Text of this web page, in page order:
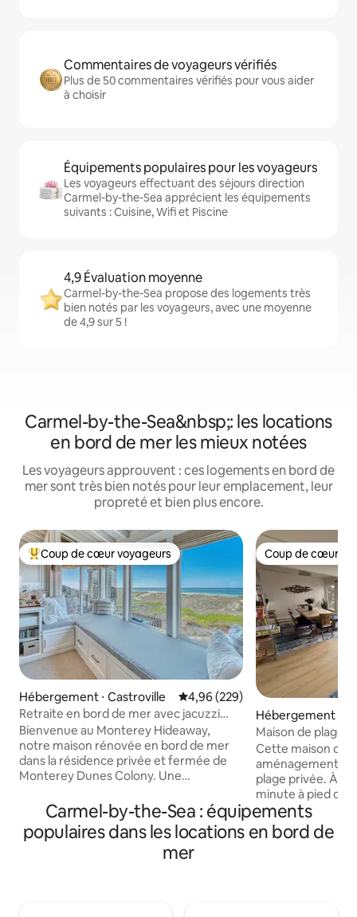
Commentaires de voyageurs vérifiés
Plus de 50 commentaires vérifiés pour vous aider
à choisir
Équipements populaires pour les voyageurs
Les voyageurs effectuant des séjours direction
Carmel-by-the-Sea apprécient les équipements
suivants : Cuisine, Wifi et Piscine
4,9 Évaluation moyenne
Carmel-by-the-Sea propose des logements très
bien notés par les voyageurs, avec une moyenne
de 4,9 sur 5 !
Carmel-by-the-Sea&nbsp;: les locations
en bord de mer les mieux notées
Les voyageurs approuvent : ces logements en bord de
mer sont très bien notés pour leur emplacement, leur
propreté et bien plus encore.
Coups de cœur voyageurs les plus appréciés
Coup de cœur voyageurs
Hébergement ⋅ Castroville Évaluation moyenne sur la
4,96 (229)
Retraite en bord de mer avec jacuzzi
privé
Bienvenue au Monterey Hideaway,
notre maison rénovée en bord de mer
dans la résidence privée et fermée de
Monterey Dunes Colony. Une
promenade mène à des kilomètres de
plage paisible et peu fréquentée. Perché
au-dessus des dunes, le salon et la salle à
manger offrent une vue panoramique
Coup de cœur
Coup de cœur
Hébergement ⋅
ng
Maison de plage
jacuzzi privé
Cette maison
aménagement
plage privée. À seulement une demi-
minute à pied de
vue panoramique
Monterey. Détendez-vous dans le
jacuzzi privé alors
Carmel-by-the-Sea : équipements
populaires dans les locations en bord de
mer